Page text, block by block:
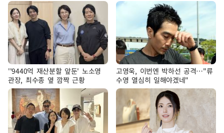
''9440억 재산분할 앞둔' 노소영
관장, 최수종 옆 깜짝 근황
고영욱, 이번엔 박하선 공격…"류
수영 열심히 일해야겠네"